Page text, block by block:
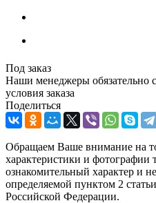
Под заказ
Наши менеджеры обязательно
условия заказа
Поделиться
Обращаем Ваше внимание на
характеристики и фотографии
ознакомительный характер и
определяемой пунктом 2
Российской Федерации.